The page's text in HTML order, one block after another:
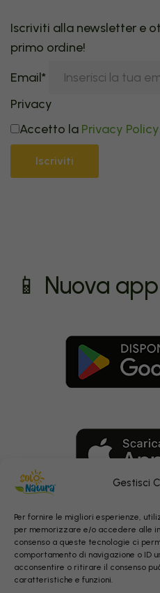
Gestisci
Per fornire le migliori esperienze,
per memorizzare e/o accedere alle
consenso a queste tecnologie ci
comportamento di navigazione o ID
acconsentire o ritirare il consenso
caratteristiche e funzioni.
Iscriviti alla newsletter e
primo ordine!
Email*
Privacy
Accetto la Privacy Policy
Iscriviti
📱 Nuova